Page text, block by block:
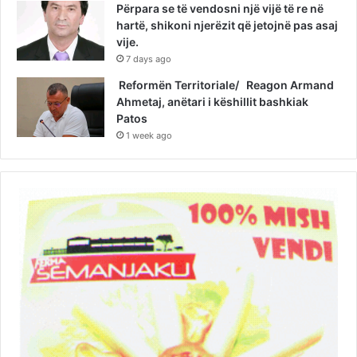
Përpara se të vendosni një vijë të re në
hartë, shikoni njerëzit që jetojnë pas asaj
vije.
7 days ago
Reformën Territoriale/ Reagon Armand
Ahmetaj, anëtari i këshillit bashkiak
Patos
1 week ago